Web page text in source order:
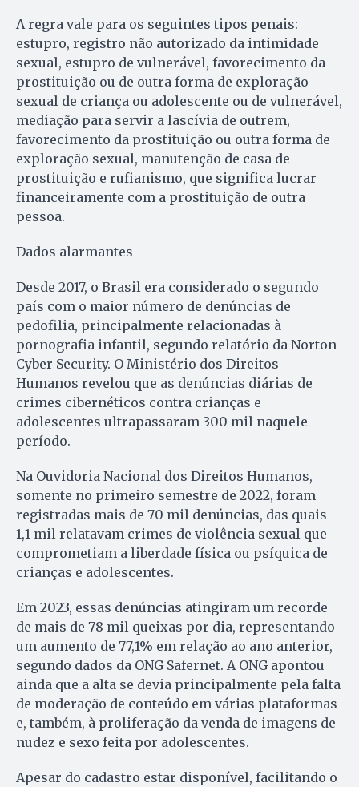
A regra vale para os seguintes tipos penais:
estupro, registro não autorizado da intimidade
sexual, estupro de vulnerável, favorecimento da
prostituição ou de outra forma de exploração
sexual de criança ou adolescente ou de vulnerável,
mediação para servir a lascívia de outrem,
favorecimento da prostituição ou outra forma de
exploração sexual, manutenção de casa de
prostituição e rufianismo, que significa lucrar
financeiramente com a prostituição de outra
pessoa.
Dados alarmantes
Desde 2017, o Brasil era considerado o segundo
país com o maior número de denúncias de
pedofilia, principalmente relacionadas à
pornografia infantil, segundo relatório da Norton
Cyber Security. O Ministério dos Direitos
Humanos revelou que as denúncias diárias de
crimes cibernéticos contra crianças e
adolescentes ultrapassaram 300 mil naquele
período.
Na Ouvidoria Nacional dos Direitos Humanos,
somente no primeiro semestre de 2022, foram
registradas mais de 70 mil denúncias, das quais
1,1 mil relatavam crimes de violência sexual que
comprometiam a liberdade física ou psíquica de
crianças e adolescentes.
Em 2023, essas denúncias atingiram um recorde
de mais de 78 mil queixas por dia, representando
um aumento de 77,1% em relação ao ano anterior,
segundo dados da ONG Safernet. A ONG apontou
ainda que a alta se devia principalmente pela falta
de moderação de conteúdo em várias plataformas
e, também, à proliferação da venda de imagens de
nudez e sexo feita por adolescentes.
Apesar do cadastro estar disponível, facilitando o